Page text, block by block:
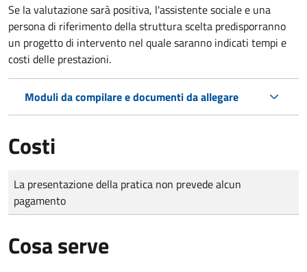
Se la valutazione sarà positiva, l'assistente sociale e una
persona di riferimento della struttura scelta predisporranno
un progetto di intervento nel quale saranno indicati tempi e
costi delle prestazioni.
Moduli da compilare e documenti da allegare
Costi
Tipo di pagamento
Importo
La presentazione della pratica non prevede alcun
pagamento
Cosa serve